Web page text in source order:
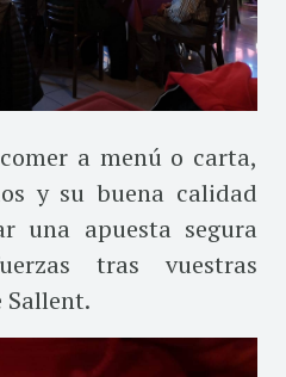
a menú o carta,
y su buena calidad
una apuesta segura
tras vuestras
Sallent.